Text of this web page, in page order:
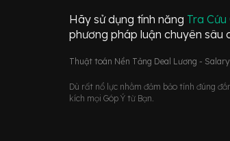
Hãy sử dụng tính năng Tra
phương pháp luận chuyên sâu
Thuật toán Nền Tảng Deal Lương -
Dù rất nổ lực nhằm đảm bảo tính đúng
kích mọi Góp Ý từ Bạn.